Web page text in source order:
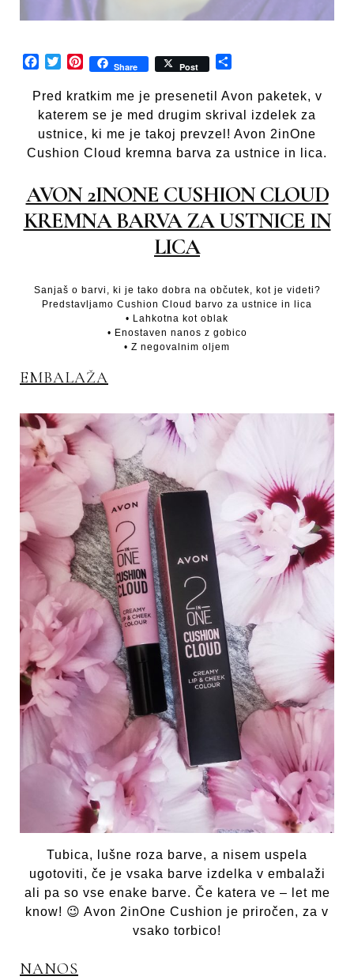
Facebook
TwitterPinterest
Share Post
Pred kratkim me je presenetil Avon paketek, v
katerem se je med drugim skrival izdelek za
ustnice, ki me je takoj prevzel! Avon 2inOne
Cushion Cloud kremna barva za ustnice in lica.
AVON 2INONE CUSHION CLOUD
KREMNA BARVA ZA USTNICE IN
LICA
Sanjaš o barvi, ki je tako dobra na občutek, kot je videti?
Predstavljamo Cushion Cloud barvo za ustnice in lica
• Lahkotna kot oblak
• Enostaven nanos z gobico
• Z negovalnim oljem
EMBALAŽA
Tubica, lušne roza barve, a nisem uspela
ugotoviti, če je vsaka barve izdelka v embalaži
ali pa so vse enake barve. Če katera ve – let me
know! 😉 Avon 2inOne Cushion je priročen, za v
vsako torbico!
NANOS